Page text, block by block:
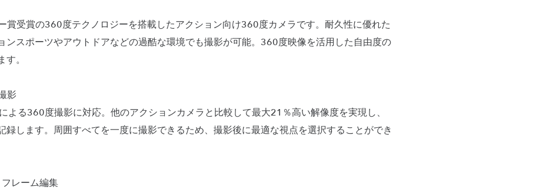
賞受賞の360度テクノロジーを搭載したアクション向け360度カメラです。耐久性に優れた
ンスポーツやアウトドアなどの過酷な環境でも撮影が可能。360度映像を活用した自由度の
。
影
よる360度撮影に対応。他のアクションカメラと比較して最大21％高い解像度を実現し、
録します。周囲すべてを一度に撮影できるため、撮影後に最適な視点を選択することができ
レーム編集